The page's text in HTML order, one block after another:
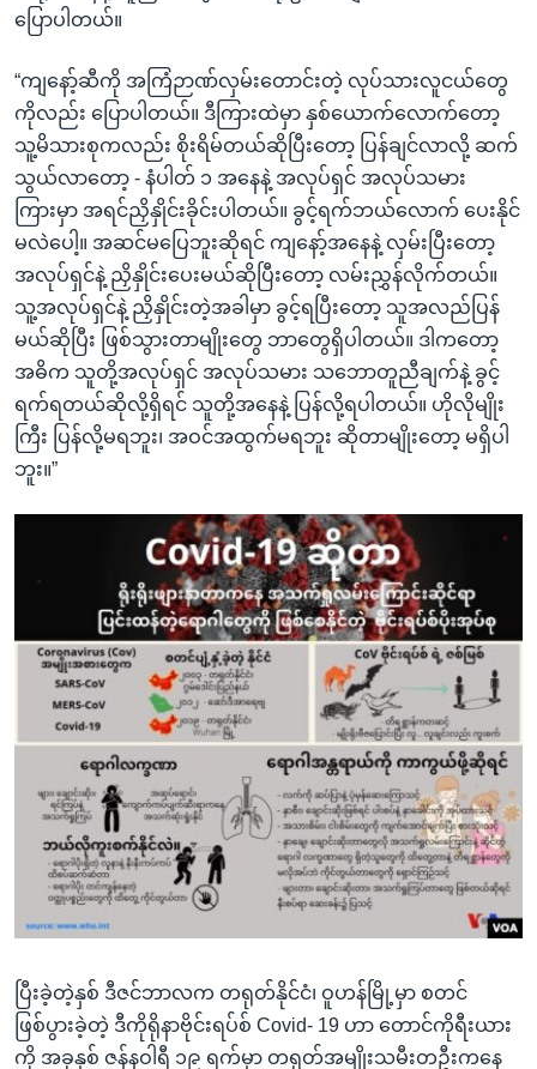
ပြောပါတယ်။
“ကျနော့်ဆီကို အကြံဉာဏ်လှမ်းတောင်းတဲ့ လုပ်သားလူငယ်တွေ
ကိုလည်း ပြောပါတယ်။ ဒီကြားထဲမှာ နှစ်ယောက်လောက်တော့
သူ့မိသားစုကလည်း စိုးရိမ်တယ်ဆိုပြီးတော့ ပြန်ချင်လာလို့ ဆက်
သွယ်လာတော့ - နံပါတ် ၁ အနေနဲ့ အလုပ်ရှင် အလုပ်သမား
ကြားမှာ အရင်ညှိနှိုင်းခိုင်းပါတယ်။ ခွင့်ရက်ဘယ်လောက် ပေးနိုင်
မလဲပေါ့။ အဆင်မပြေဘူးဆိုရင် ကျနော့်အနေနဲ့ လှမ်းပြီးတော့
အလုပ်ရှင်နဲ့ ညှိနှိုင်းပေးမယ်ဆိုပြီးတော့ လမ်းညွှန်လိုက်တယ်။
သူ့အလုပ်ရှင်နဲ့ ညှိနှိုင်းတဲ့အခါမှာ ခွင့်ရပြီးတော့ သူအလည်ပြန်
မယ်ဆိုပြီး ဖြစ်သွားတာမျိုးတွေ ဘာတွေရှိပါတယ်။ ဒါကတော့
အဓိက သူတို့အလုပ်ရှင် အလုပ်သမား သဘောတူညီချက်နဲ့ ခွင့်
ရက်ရတယ်ဆိုလို့ရှိရင် သူတို့အနေနဲ့ ပြန်လို့ရပါတယ်။ ဟိုလိုမျိုး
ကြီး ပြန်လို့မရဘူး၊ အဝင်အထွက်မရဘူး ဆိုတာမျိုးတော့ မရှိပါ
ဘူး။”
ပြီးခဲ့တဲ့နှစ် ဒီဇင်ဘာလက တရုတ်နိုင်ငံ၊ ဝူဟန်မြို့မှာ စတင်
ဖြစ်ပွားခဲ့တဲ့ ဒီကိုရိုနာဗိုင်းရပ်စ် Covid- 19 ဟာ တောင်ကိုရီးယား
ကို အခုနှစ် ဇန်နဝါရီ ၁၉ ရက်မှာ တရုတ်အမျိုးသမီးတဦးကနေ